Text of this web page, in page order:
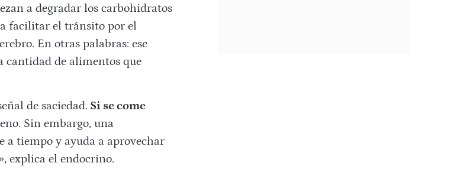
a degradar los carbohidratos
facilitar el tránsito por el
En otras palabras: ese
cantidad de alimentos que
de saciedad. Si se come
Sin embargo, una
a tiempo y ayuda a aprovechar
explica el endocrino.